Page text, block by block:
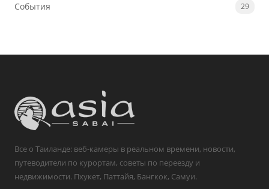
События 29
Все о Таиланде: веб-камеры в реальном времени, новости,
путеводители по курортам, советы по переезду и
недвижимости. Пхукет, Паттайя, Бангкок, Самуи.